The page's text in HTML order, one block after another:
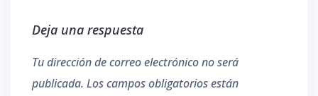
Deja una respuesta
Tu dirección de correo electrónico no será
publicada. Los campos obligatorios están